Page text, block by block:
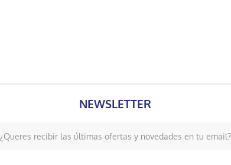
NEWSLETTER
¿Queres recibir las últimas ofertas y novedades en tu email?